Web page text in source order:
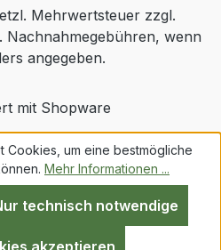
Mehrwertsteuer zzgl.
Nachnahmegebühren, wenn
angegeben.
mit Shopware
Cookies, um eine bestmögliche
Mehr Informationen ...
technisch notwendige
akzeptieren